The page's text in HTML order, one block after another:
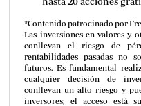
*Contenido patrocinado por
Las inversiones en valores y
conllevan el riesgo de
rentabilidades pasadas no
futuros. Es fundamental
cualquier decisión de
conllevan un alto riesgo y
inversores; el acceso está